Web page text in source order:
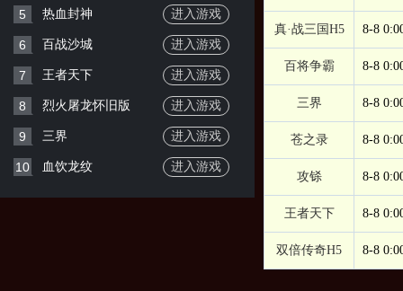
5 热血封神 进入游戏
6 百战沙城 进入游戏
7 王者天下 进入游戏
8 烈火屠龙怀旧版 进入游戏
9 三界 进入游戏
10 血饮龙纹 进入游戏
真·战三国H5 8-8
百将争霸 8-8
三界 8-8
苍之录 8-8
攻铩 8-8
王者天下 8-8
双倍传奇H5 8-8